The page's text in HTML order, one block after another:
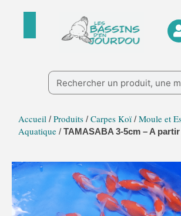
Rechercher
Accueil / Produits / Carpes Koï/ Moule et
Aquatique / TAMASABA 3-5cm – A partir